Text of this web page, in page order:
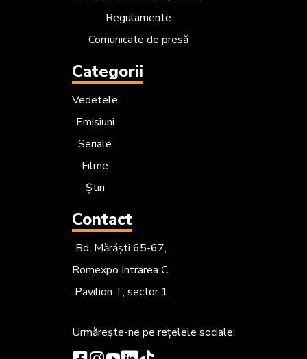
Regulamente
Comunicate de presă
Categorii
Vedetele
Emisiuni
Seriale
Filme
Știri
Contact
Bd. Mărăști 65-67,
Romexpo Intrarea C,
Pavilion T, sector 1
Urmărește-ne pe rețelele sociale: